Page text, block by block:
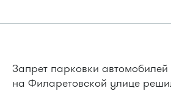
Запрет парковки автомобилей
на Филаретовской улице